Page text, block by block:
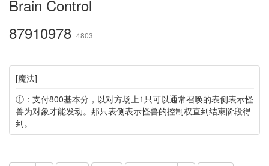
Brain Control
87910978 4803
[魔法]
①：支付800基本分，以对方场上1只可以通常召唤的表侧表示怪
兽为对象才能发动。那只表侧表示怪兽的控制权直到结束阶段得
到。